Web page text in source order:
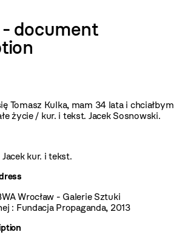
document
Tomasz Kulka, mam 34 lata i chciałbym
życie / kur. i tekst. Jacek Sosnowski.
kur. i tekst.
Wrocław - Galerie Sztuki
: Fundacja Propaganda, 2013